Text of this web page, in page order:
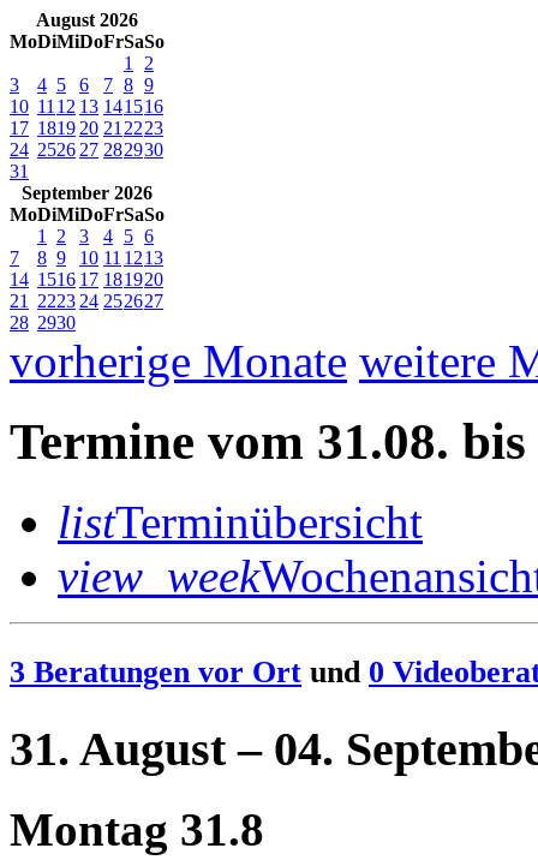
August 2026
MoDiMiDoFrSaSo
1
2
3
4 5 6 7 8 9
10 11 12 13 141516
17 1819 20 21 2223
24 2526 27 282930
31
September 2026
MoDiMiDoFrSaSo
1
2 3 4 5 6
7
8 9 10 11 1213
14 1516 17 181920
21
2223 24 252627
28 2930
vorherige Monate weitere
Termine vom 31.08. bis
listTerminübersicht
view_week
3 Beratungen vor Ort und 0
31. August – 04.
Montag 31.8